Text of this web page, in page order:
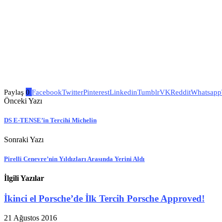
Paylaş 0 FacebookTwitterPinterestLinkedinTumblrVKRedditWhatsapp
Önceki Yazı
DS E-TENSE’in Tercihi Michelin
Sonraki Yazı
Pirelli Cenevre’nin Yıldızları Arasında Yerini Aldı
İlgili Yazılar
İkinci el Porsche’de İlk Tercih Porsche Approved!
21 Ağustos 2016